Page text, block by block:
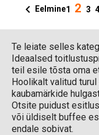
 Eelmine1 2 3
Te leiate selles
Ideaalsed
teil esile tõsta oma
Hoolikalt valitud
kaubamärkide
Otsite puidust
või üldiselt buffee
endale sobivat.